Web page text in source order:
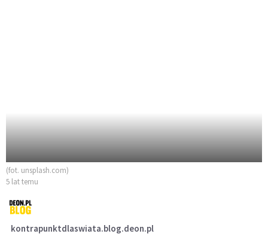
(fot. unsplash.com)
5 lat temu
kontrapunktdlaswiata.blog.deon.pl